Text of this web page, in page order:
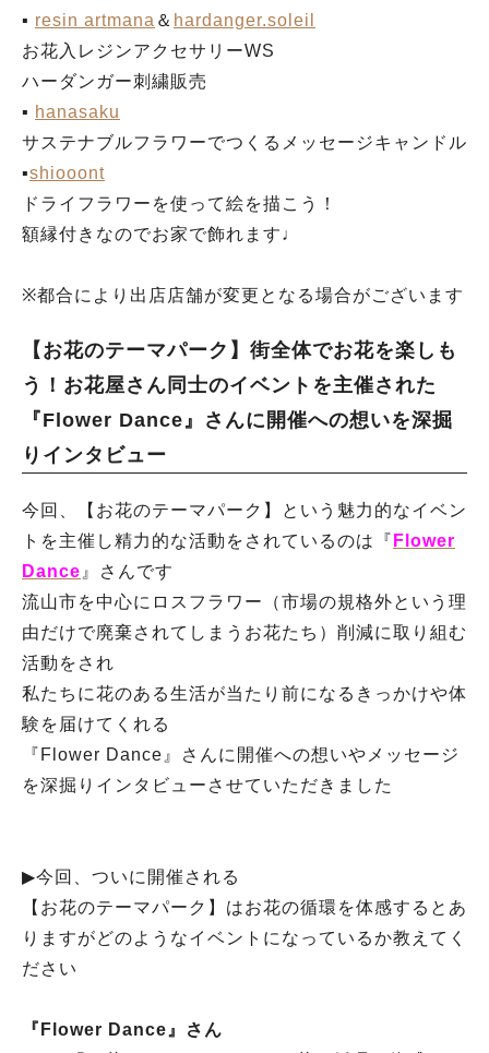
▪︎ resin artmana ＆ hardanger.soleil
お花入レジンアクセサリーWS
ハーダンガー刺繍販売
▪︎ hanasaku
サステナブルフラワーでつくるメッセージキャンドル
▪︎shiooont
ドライフラワーを使って絵を描こう！
額縁付きなのでお家で飾れます♩
※都合により出店店舗が変更となる場合がございます
【お花のテーマパーク】街全体でお花を楽しも
う！お花屋さん同士のイベントを主催された
『Flower Dance』さんに開催への想いを深掘
りインタビュー
今回、【お花のテーマパーク】という魅力的なイベン
トを主催し精力的な活動をされているのは『 Flower
Dance 』さんです
流山市を中心にロスフラワー（市場の規格外という理
由だけで廃棄されてしまうお花たち）削減に取り組む
活動をされ
私たちに花のある生活が当たり前になるきっかけや体
験を届けてくれる
『Flower Dance』さんに開催への想いやメッセージ
を深掘りインタビューさせていただきました
▶︎今回、ついに開催される
【お花のテーマパーク】はお花の循環を体感するとあ
りますがどのようなイベントになっているか教えてく
ださい
『Flower Dance』さん
人気のキーワード
#イベント#公園#教えたい／教えて投稿記事
#教えたい/こんなの見つけた